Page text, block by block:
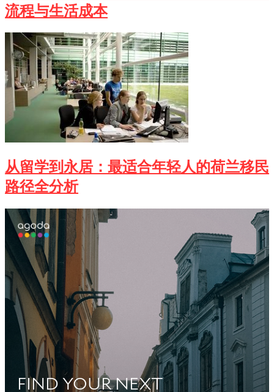
流程与生活成本
从留学到永居：最适合年轻人的荷兰移民
路径全分析